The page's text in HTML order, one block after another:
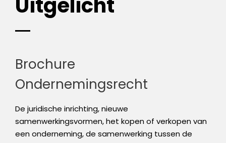
Brochure
Ondernemingsrecht
De juridische inrichting, nieuwe
samenwerkingsvormen, het kopen of verkopen van
een onderneming, de samenwerking tussen de